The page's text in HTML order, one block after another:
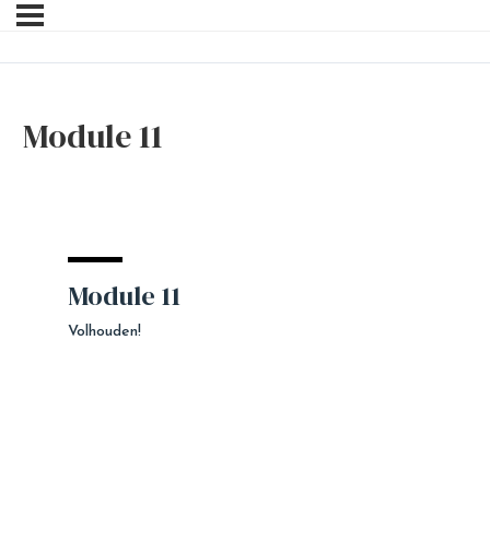
Module 11
Module 11
Volhouden!